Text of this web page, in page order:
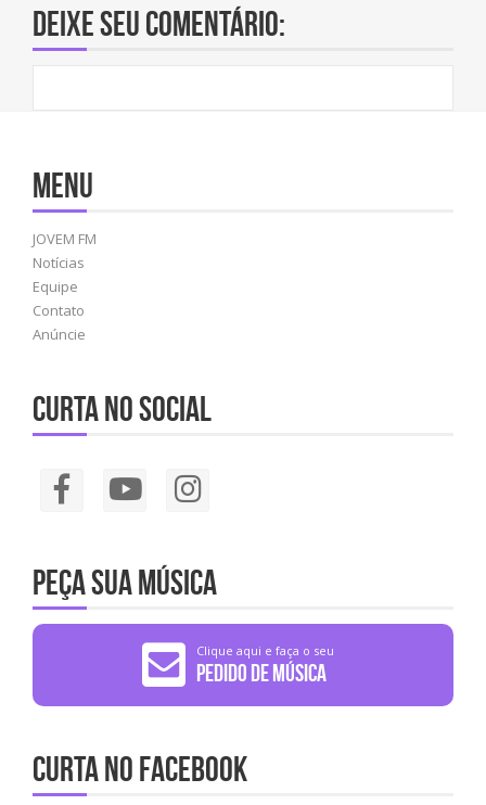
Deixe seu comentário:
Menu
JOVEM FM
Notícias
Equipe
Contato
Anúncie
Curta no social
Peça sua música
Clique aqui e faça o seu
Pedido de Música
Curta no Facebook